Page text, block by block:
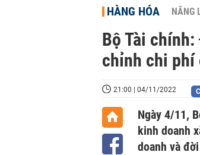
HÀNG HÓA NĂNG
Bộ Tài
chỉnh chi phí
21:00 | 04/11/2022
Ngày 4/11,
kinh doanh
doanh và